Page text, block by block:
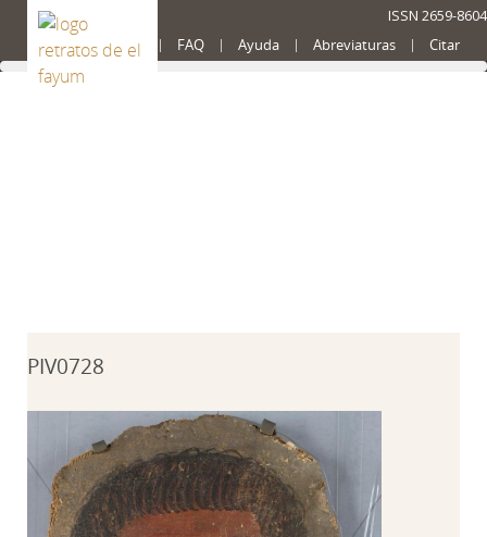
ISSN 2659-8604
Presentación FAQ Ayuda Abreviaturas Citar
PIV0728